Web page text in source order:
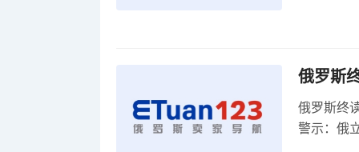
俄罗斯
俄罗斯终
警示：俄